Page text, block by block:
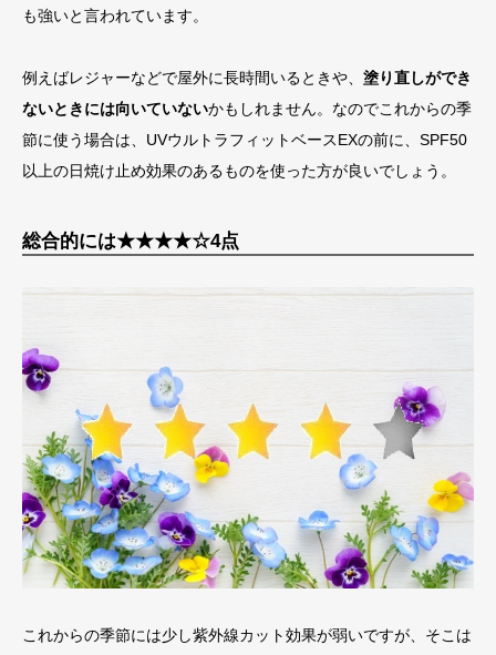
も強いと言われています。
例えばレジャーなどで屋外に長時間いるときや、 塗り直しができ
ないときには向いていないかもしれません。なのでこれからの季
節に使う場合は、UVウルトラフィットベースEXの前に、SPF50
以上の日焼け止め効果のあるものを使った方が良いでしょう。
総合的には★★★★☆4点
これからの季節には少し紫外線カット効果が弱いですが、そこは